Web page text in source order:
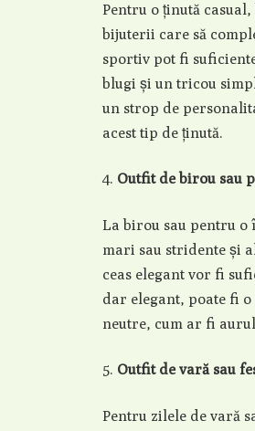
Pentru o ținută
bijuterii care să
sportiv pot fi
blugi și un tricou
un strop de
acest tip de ținută.
Outfit de birou sau
La birou sau pentru o
mari sau stridente și
ceas elegant vor fi
dar elegant, poate fi
neutre, cum ar fi
Outfit de vară sau
Pentru zilele de vară